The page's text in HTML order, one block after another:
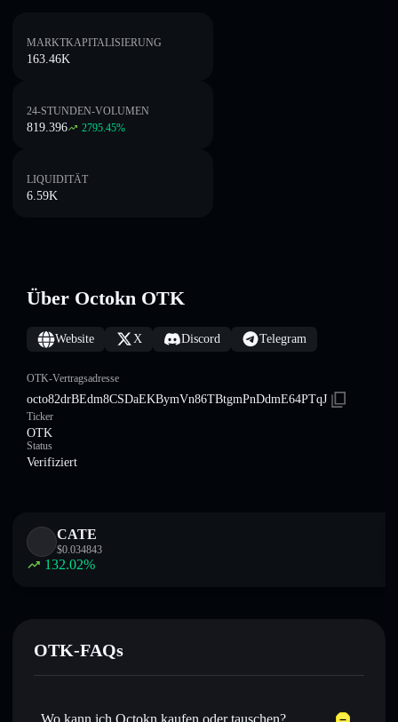
MARKTKAPITALISIERUNG
163.46K
24-STUNDEN-VOLUMEN
819.396 2795.45%
LIQUIDITÄT
6.59K
Über Octokn OTK
Website X Discord Telegram
OTK-Vertragsadresse
octo82drBEdm8CSDaEKBymVn86TBtgmPnDdmE64PTqJ
Ticker
OTK
Status
Verifiziert
CATE
$0.034843
132.02%
OTK-FAQs
Wo kann ich Octokn kaufen oder tauschen?